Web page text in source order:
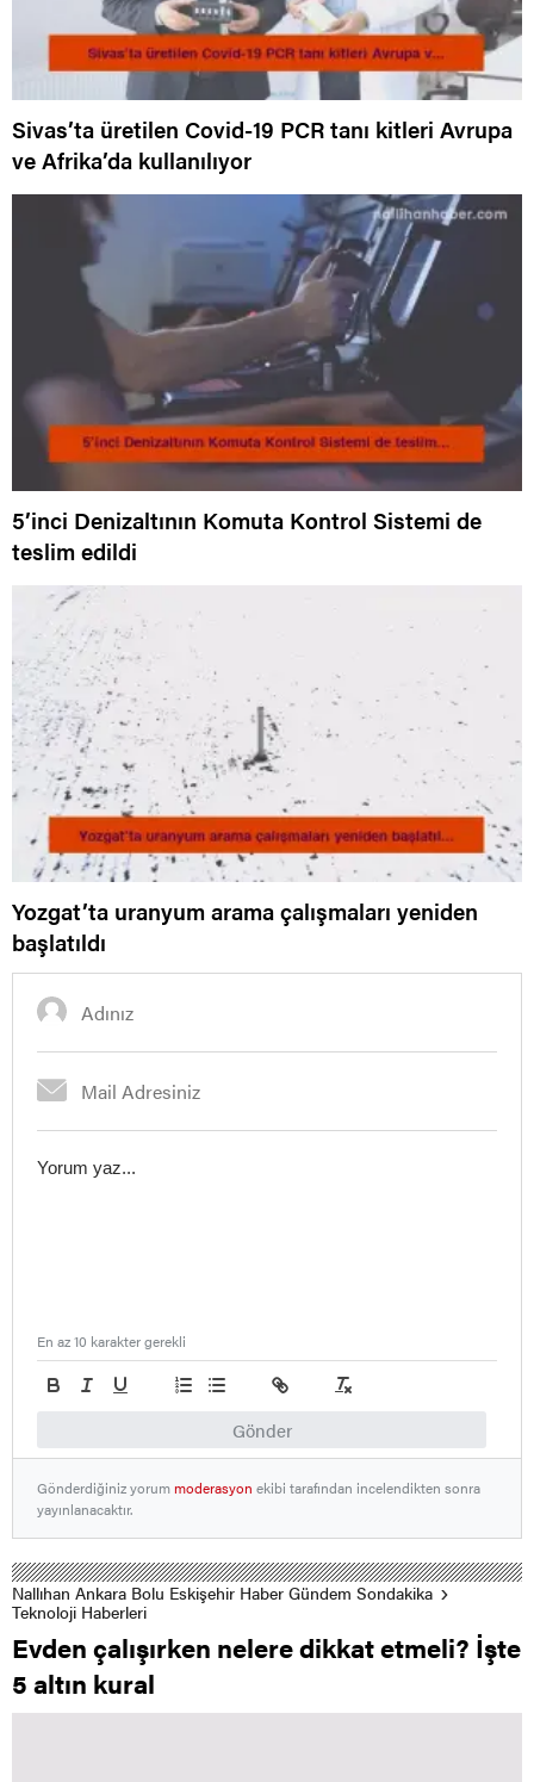
Sivas’ta üretilen Covid-19 PCR tanı kitleri Avrupa
ve Afrika’da kullanılıyor
5’inci Denizaltının Komuta Kontrol Sistemi de
teslim edildi
Yozgat’ta uranyum arama çalışmaları yeniden
başlatıldı
Gönder
En az 10 karakter gerekli
Gönderdiğiniz yorummoderasyon ekibi tarafından incelendikten sonra
yayınlanacaktır.
Nallıhan Ankara Bolu Eskişehir Haber Gündem Sondakika
Teknoloji Haberleri
Evden çalışırken nelere dikkat etmeli? İşte
5 altın kural